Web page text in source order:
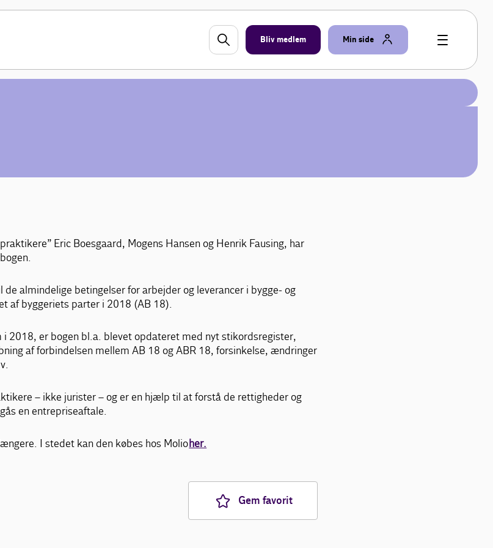
Bliv medlem Min side
Eric Boesgaard, Mogens Hansen og Henrik Fausing, har
almindelige betingelser for arbejder og leverancer i bygge- og
af byggeriets parter i 2018 (AB 18).
i 2018, er bogen bl.a. blevet opdateret med nyt stikordsregister,
af forbindelsen mellem AB 18 og ABR 18, forsinkelse, ændringer
– ikke jurister – og er en hjælp til at forstå de rettigheder og
en entrepriseaftale.
I stedet kan den købes hos Molioher.
Gem favorit